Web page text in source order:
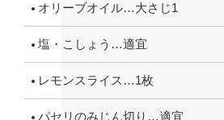
オリーブオイル…大さじ1
塩・こしょう…適宜
レモンスライス…1枚
パセリのみじん切り…適宜